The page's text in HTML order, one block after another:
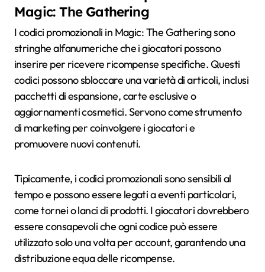
Magic: The Gathering
I codici promozionali in Magic: The Gathering sono
stringhe alfanumeriche che i giocatori possono
inserire per ricevere ricompense specifiche. Questi
codici possono sbloccare una varietà di articoli, inclusi
pacchetti di espansione, carte esclusive o
aggiornamenti cosmetici. Servono come strumento
di marketing per coinvolgere i giocatori e
promuovere nuovi contenuti.
Tipicamente, i codici promozionali sono sensibili al
tempo e possono essere legati a eventi particolari,
come tornei o lanci di prodotti. I giocatori dovrebbero
essere consapevoli che ogni codice può essere
utilizzato solo una volta per account, garantendo una
distribuzione equa delle ricompense.